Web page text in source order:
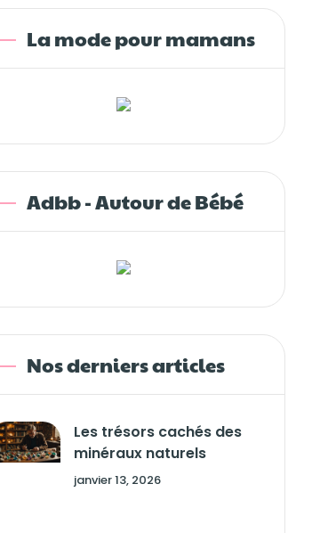
La mode pour mamans
Adbb - Autour de Bébé
Nos derniers articles
Les trésors cachés des
minéraux naturels
janvier 13, 2026